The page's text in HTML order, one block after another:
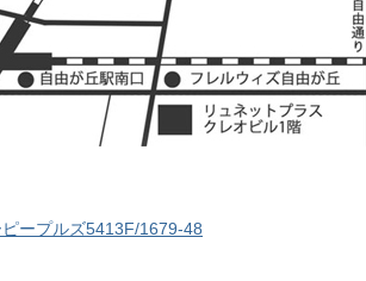
ープルズ5413F/1679-48